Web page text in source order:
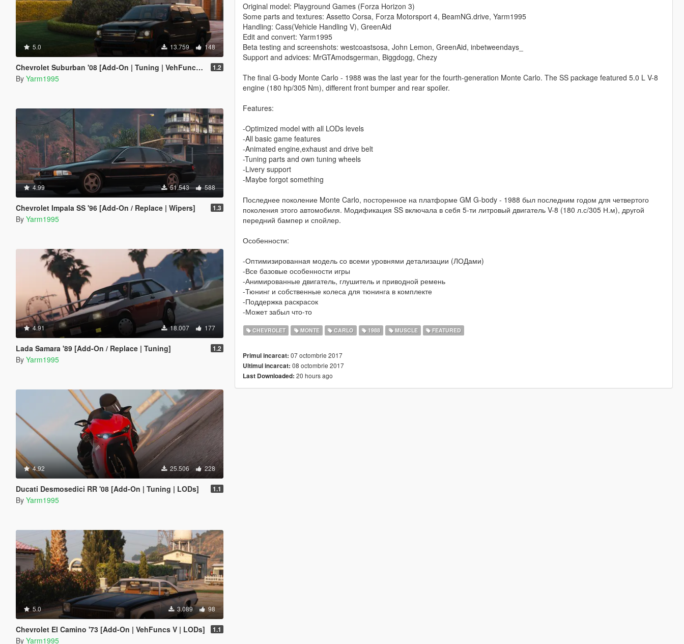
5.0 13.759 148
Chevrolet Suburban '08 [Add-On | Tuning | VehFuncs V | LODs] 1.2
By Yarm1995
4.99 51.543 588
Chevrolet Impala SS '96 [Add-On / Replace | Wipers] 1.3
By Yarm1995
4.91 18.007 177
Lada Samara '89 [Add-On / Replace | Tuning] 1.2
By Yarm1995
4.92 25.506 228
Ducati Desmosedici RR '08 [Add-On | Tuning | LODs] 1.1
By Yarm1995
5.0 3.089 98
Chevrolet El Camino '73 [Add-On | VehFuncs V | LODs] 1.1
By Yarm1995
Original model: Playground Games (Forza Horizon 3)
Some parts and textures: Assetto Corsa, Forza Motorsport 4, BeamNG.drive, Yarm1995
Handling: Cass(Vehicle Handling V), GreenAid
Edit and convert: Yarm1995
Beta testing and screenshots: westcoastsosa, John Lemon, GreenAid, inbetweendays_
Support and advices: MrGTAmodsgerman, Biggdogg, Chezy
The final G-body Monte Carlo - 1988 was the last year for the fourth-generation Monte Carlo. The SS package featured 5.0 L V-8
engine (180 hp/305 Nm), different front bumper and rear spoiler.
Features:
-Optimized model with all LODs levels
-All basic game features
-Animated engine,exhaust and drive belt
-Tuning parts and own tuning wheels
-Livery support
-Maybe forgot something
Последнее поколение Monte Carlo, посторенное на платформе GM G-body - 1988 был последним годом для четвертого
поколения этого автомобиля. Модификация SS включала в себя 5-ти литровый двигатель V-8 (180 л.с/305 Н.м), другой
передний бампер и спойлер.
Особенности:
-Оптимизированная модель со всеми уровнями детализации (ЛОДами)
-Все базовые особенности игры
-Анимированные двигатель, глушитель и приводной ремень
-Тюнинг и собственные колеса для тюнинга в комплекте
-Поддержка раскрасок
-Может забыл что-то
CHEVROLET MONTE CARLO 1988 MUSCLE FEATURED
Primul incarcat: 07 octombrie 2017
Ultimul incarcat: 08 octombrie 2017
Last Downloaded: 20 hours ago